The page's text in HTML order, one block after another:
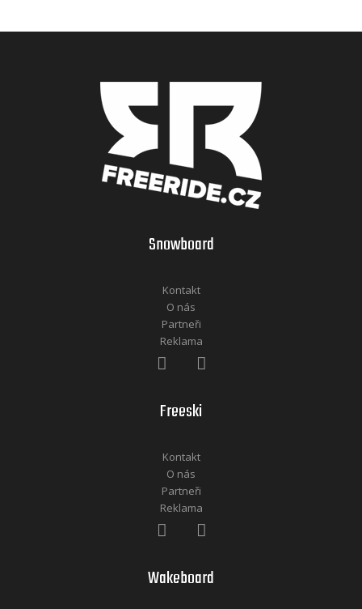
Snowboard
Kontakt
O nás
Partneři
Reklama
Freeski
Kontakt
O nás
Partneři
Reklama
Wakeboard